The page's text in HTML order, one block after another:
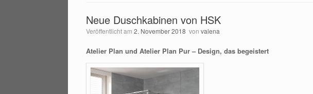
Neue Duschkabinen von HSK
Veröffentlicht am 2. November 2018 von valena
Atelier Plan und Atelier Plan Pur – Design, das begeistert